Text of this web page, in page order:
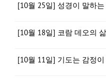
[10월 25일] 성경이 말하
[10월 18일] 코람 데오의
[10월 11일] 기도는 감정